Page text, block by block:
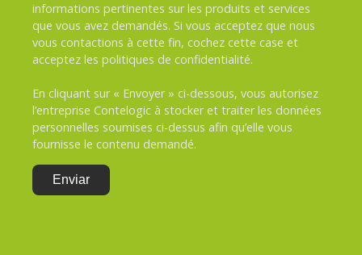
informations pertinentes sur les produits et services
que vous avez demandés. Si vous acceptez que nous
vous contactions à cette fin, cochez cette case et
acceptez les politiques de confidentialité.
En cliquant sur « Envoyer » ci-dessous, vous autorisez
l’entreprise Contelogic à stocker et traiter les données
personnelles soumises ci-dessus afin qu’elle vous
fournisse le contenu demandé.